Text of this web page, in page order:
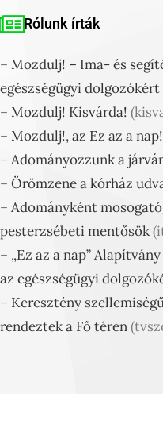
Rólunk írták
– Mozdulj! – Ima- és
egészségügyi dolgozókért
– Mozdulj! Kisvárda!
– Mozdulj!, az Ez az a
– Adományozzunk a
– Örömzene a kórház
– Adományként
pesterzsébeti mentősök
– „Ez az a nap”
az egészségügyi
– Keresztény
rendeztek a Fő téren